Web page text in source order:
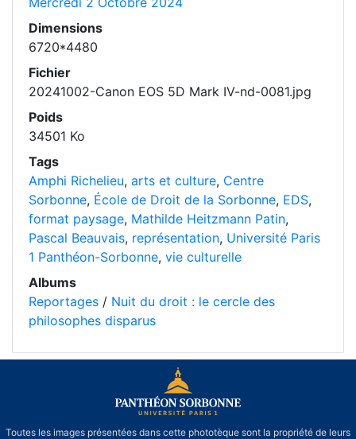
Dimensions
6720*4480
Fichier
20241002-Canon EOS 5D Mark IV-nd-0081.jpg
Poids
34501 Ko
Tags
Amphi Richelieu, arts et culture, Centre
Sorbonne, École de Droit de la Sorbonne, EDS,
format paysage, Mathilde Heitzmann Patin,
Pascal Beauvais, représentation, Université Paris
1 Panthéon-Sorbonne, vie culturelle
Albums
Reportages / Nuit du droit : le cercle des
philosophes disparus
Toutes les images présentées dans cette phototèque sont la propriété de leurs